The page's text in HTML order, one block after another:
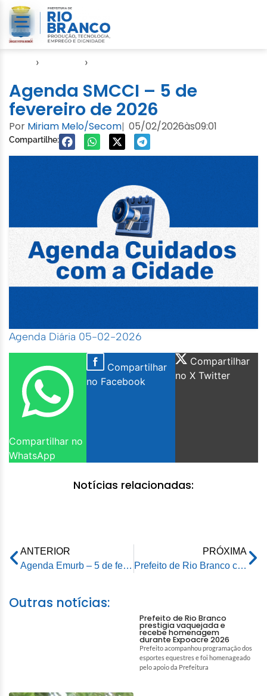
› ›
Agenda SMCCI – 5 de
fevereiro de 2026
Por Miriam Melo/Secom| 05/02/2026às09:01
Compartilhe:
Agenda Diária 05-02-2026
Compartilhar no
WhatsApp
Compartilhar
no Facebook
Compartilhar
no X Twitter
Notícias relacionadas:
ANTERIOR
Agenda Emurb – 5 de fevereiro de 2026
PRÓXIMA
Prefeito de Rio Branco cumpre agenda institucional no Amazonas e destaca geração de empregos durante visita ao Estaleiro Juruá
Outras notícias:
Prefeito de Rio Branco
prestigia vaquejada e
recebe homenagem
durante Expoacre 2026
Prefeito acompanhou programação dos
esportes equestres e foi homenageado
pelo apoio da Prefeitura